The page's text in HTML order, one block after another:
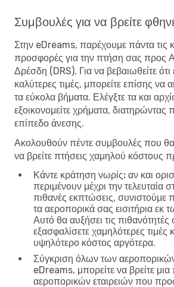
Συμβουλές για να βρείτε
Στην eDreams, παρέχουμε πάντα τις
προσφορές για την πτήση σας προς
Δρέσδη (DRS). Για να βεβαιωθείτε ότι
καλύτερες τιμές, μπορείτε επίσης να
τα εύκολα βήματα. Ελέγξτε τα και
εξοικονομείτε χρήματα, διατηρώντας
επίπεδο άνεσης.
Ακολουθούν πέντε συμβουλές που
να βρείτε πτήσεις χαμηλού κόστους
Κάντε κράτηση νωρίς: αν και
περιμένουν μέχρι την τελευταία
πιθανές εκπτώσεις, συνιστούμε
τα αεροπορικά σας εισιτήρια εκ
Αυτό θα αυξήσει τις πιθανότητές
εξασφαλίσετε χαμηλότερες τιμές
υψηλότερο κόστος αργότερα.
Σύγκριση όλων των αεροπορικών
eDreams, μπορείτε να βρείτε μια
αεροπορικών εταιρειών που